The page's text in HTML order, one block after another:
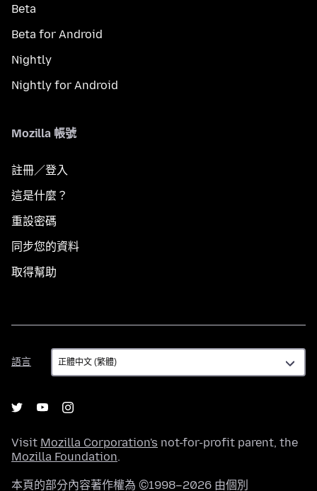
Beta
Beta for Android
Nightly
Nightly for Android
Mozilla 帳號
註冊／登入
這是什麼？
重設密碼
同步您的資料
取得幫助
語言
語
言
Visit Mozilla Corporation's not-for-profit parent, the
Mozilla Foundation.
本頁的部分內容著作權為 ©1998–2026 由個別